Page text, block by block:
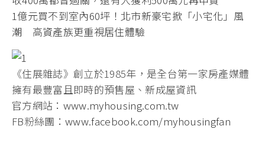
1億元買不到室內60坪！北市新豪宅掀「小宅化」風
潮 高資產族更重視居住體驗
《住展雜誌》創立於1985年，是全台第一家房產媒體
擁有最豐富且即時的預售屋、新成屋資訊
官方網站： www.myhousing.com.tw
FB粉絲團：www.facebook.com/myhousingfan